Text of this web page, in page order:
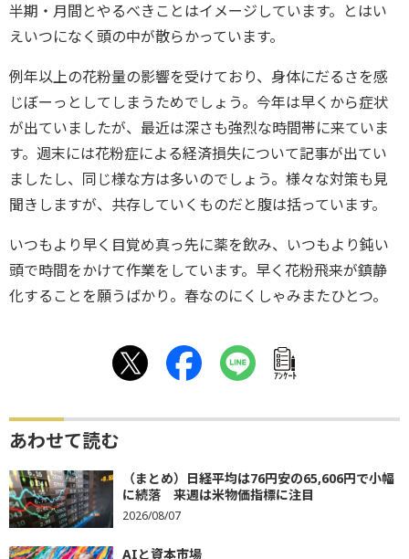
半期・月間とやるべきことはイメージしています。とはい
えいつになく頭の中が散らかっています。
例年以上の花粉量の影響を受けており、身体にだるさを感
じぼーっとしてしまうためでしょう。今年は早くから症状
が出ていましたが、最近は深さも強烈な時間帯に来ていま
す。週末には花粉症による経済損失について記事が出てい
ましたし、同じ様な方は多いのでしょう。様々な対策も見
聞きしますが、共存していくものだと腹は括っています。
いつもより早く目覚め真っ先に薬を飲み、いつもより鈍い
頭で時間をかけて作業をしています。早く花粉飛来が鎮静
化することを願うばかり。春なのにくしゃみまたひとつ。
ｱﾝｹｰﾄ
あわせて読む
（まとめ）日経平均は76円安の65,606円で小幅
に続落 来週は米物価指標に注目
2026/08/07
AIと資本市場